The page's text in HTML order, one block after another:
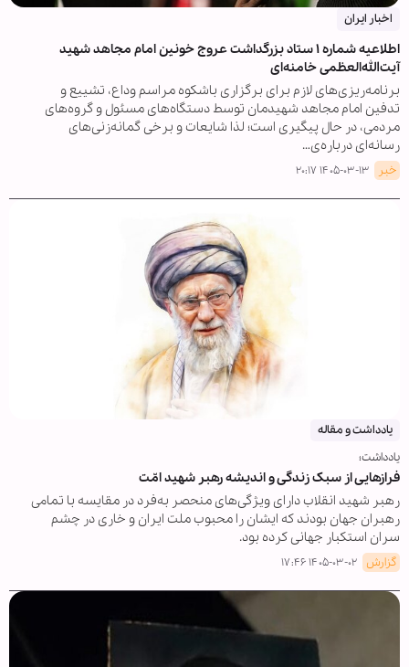
اخبار ایران
اطلاعیه شماره ۱ ستاد بزرگداشت عروج خونین امام مجاهد شهید
آیت‌الله‌العظمی خامنه‌ای
برنامه‌ریزی‌های لازم برای برگزاری باشکوه مراسم وداع، تشییع و
تدفین امام مجاهد شهیدمان توسط دستگاه‌های مسئول و گروه‌های
مردمی، در حال پیگیری است؛ لذا شایعات و برخی گمانه‌زنی‌های
رسانه‌ای درباره‌ی…
خبر ۱۴۰۵-۰۳-۱۳ ۲۰:۱۷
یادداشت و مقاله
یادداشت؛
فرازهایی از سبک زندگی و اندیشه رهبر شهید امّت
رهبر شهید انقلاب دارای ویژگی‌های منحصر به‌فرد در مقایسه با تمامی
رهبران جهان بودند که ایشان را محبوب ملت ایران و خاری در چشم
سران استکبار جهانی کرده بود.
گزارش ۱۴۰۵-۰۳-۰۲ ۱۷:۴۶